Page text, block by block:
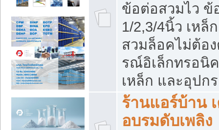
ข้อต่อสวมไว ข้
1/2,3/4นิ้ว เหล็
สวมล็อคไม่ต้อ
รณ์อิเล็กทรอนิ
เหล็ก และอุปก
ร้านแอร์บ้าน
อบรมดับเพลิง